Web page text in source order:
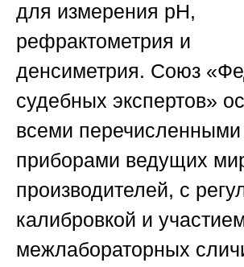
для измерения pH,
рефрактометрия и
денсиметрия. Союз
судебных экспертов»
всеми перечисленными
приборами ведущих
производителей, с
калибровкой и
межлабораторных